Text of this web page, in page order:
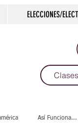
ELECCIONES/
Así Funciona...